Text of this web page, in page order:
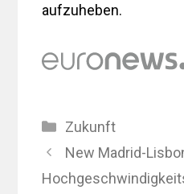
aufzuheben.
Kategorien
Zukunft
New Madrid-